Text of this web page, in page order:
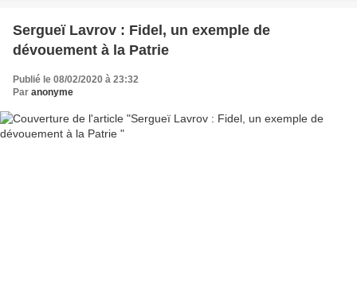
Sergueï Lavrov : Fidel, un exemple de
dévouement à la Patrie
Publié le 08/02/2020 à 23:32
Par anonyme